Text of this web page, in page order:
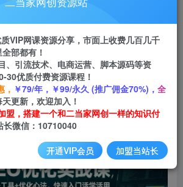
程+工具+优化心法，快速入门活学活用
VIP网课资源分享，市面上收费几百几千
部都有！
、引流技术、电商运营、脚本源码等资
30优质付费资源课程！
， ￥79/年，￥99/永久 (推广佣金70%)， 全
天更新，欢迎加入！
盟，搭建一个和二当家网创一样的知识付
长微信：10710040
开通VIP会员 加盟当站长